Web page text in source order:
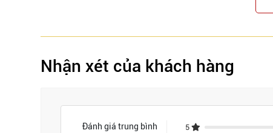
Nhận xét của khách hàng
Đánh giá trung bình 5